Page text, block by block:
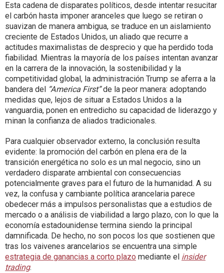
Esta cadena de disparates políticos, desde intentar resucitar
el carbón hasta imponer aranceles que luego se retiran o
suavizan de manera ambigua, se traduce en un aislamiento
creciente de Estados Unidos, un aliado que recurre a
actitudes maximalistas de desprecio y que ha perdido toda
fiabilidad. Mientras la mayoría de los países intentan avanzar
en la carrera de la innovación, la sostenibilidad y la
competitividad global, la administración Trump se aferra a la
bandera del “America First”de la peor manera: adoptando
medidas que, lejos de situar a Estados Unidos a la
vanguardia, ponen en entredicho su capacidad de liderazgo y
minan la confianza de aliados tradicionales.
Para cualquier observador externo, la conclusión resulta
evidente: la promoción del carbón en plena era de la
transición energética no solo es un mal negocio, sino un
verdadero disparate ambiental con consecuencias
potencialmente graves para el futuro de la humanidad. A su
vez, la confusa y cambiante política arancelaria parece
obedecer más a impulsos personalistas que a estudios de
mercado o a análisis de viabilidad a largo plazo, con lo que la
economía estadounidense termina siendo la principal
damnificada. De hecho, no son pocos los que sostienen que
tras los vaivenes arancelarios se encuentra una simple
estrategia de ganancias a corto plazo mediante el insider
trading.